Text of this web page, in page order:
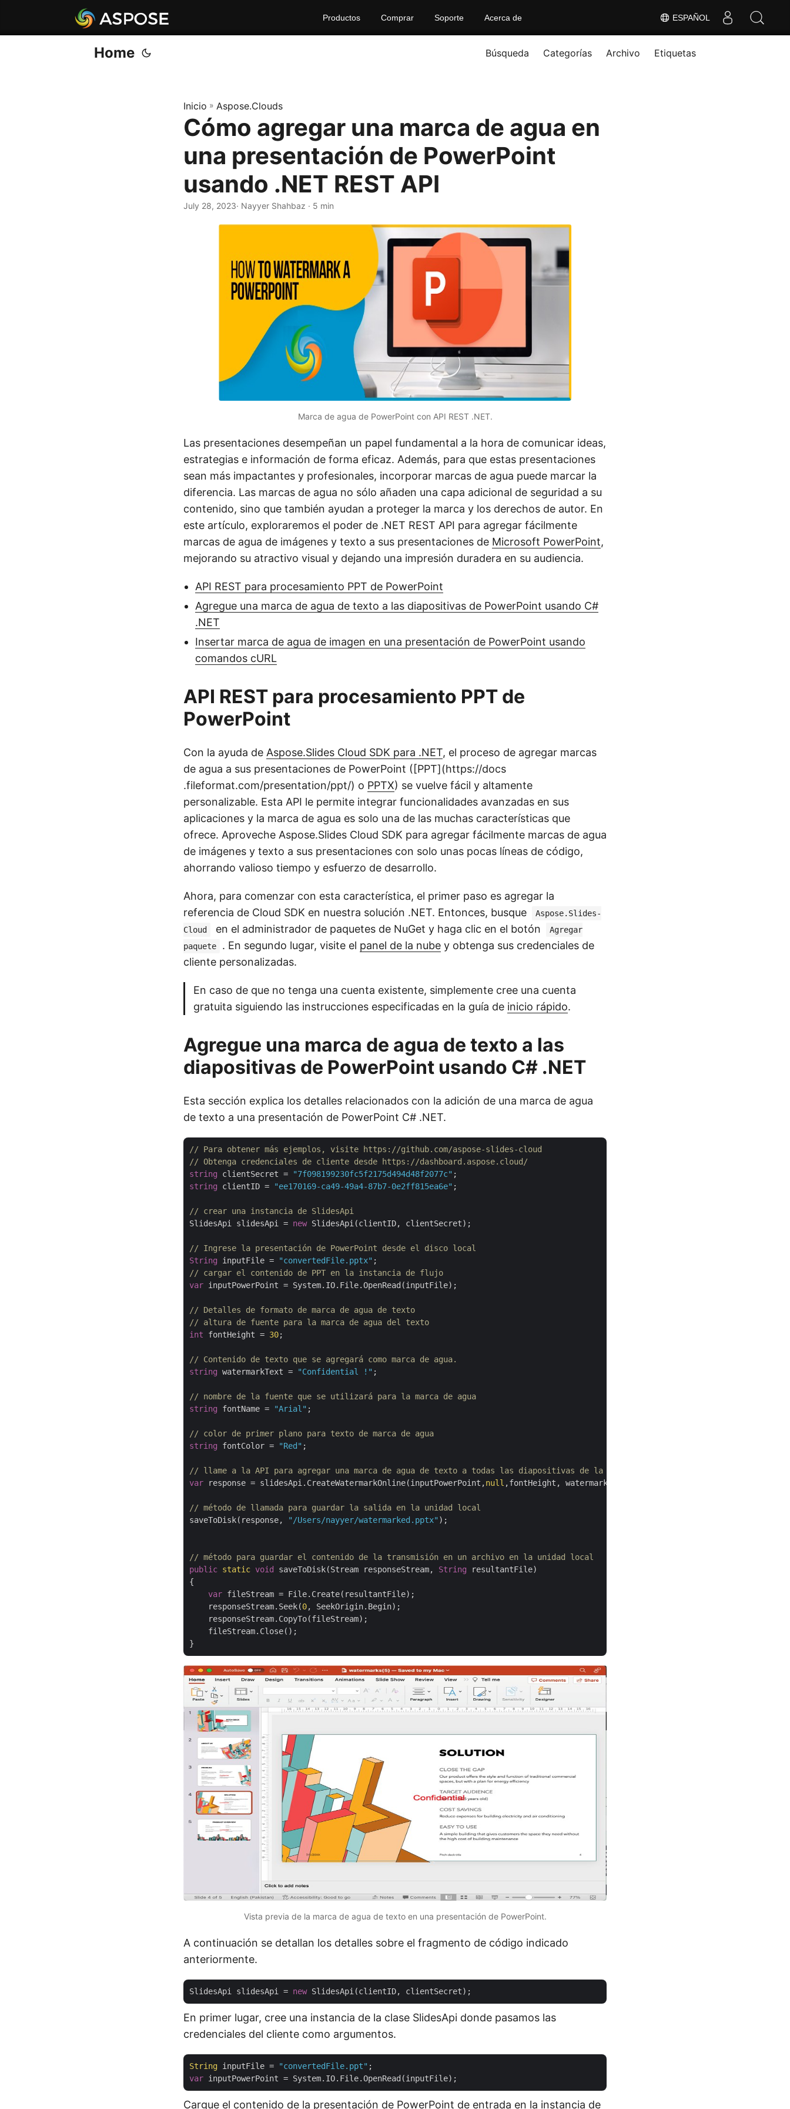
ESPAÑOL
Productos Comprar Soporte Acerca de
Home Búsqueda Categorías Archivo Etiquetas
Inicio » Aspose.Clouds
Cómo agregar una marca de agua en
una presentación de PowerPoint
usando .NET REST API
July 28, 2023· Nayyer Shahbaz · 5 min
Marca de agua de PowerPoint con API REST .NET.
Las presentaciones desempeñan un papel fundamental a la hora de comunicar ideas,
estrategias e información de forma eficaz. Además, para que estas presentaciones
sean más impactantes y profesionales, incorporar marcas de agua puede marcar la
diferencia. Las marcas de agua no sólo añaden una capa adicional de seguridad a su
contenido, sino que también ayudan a proteger la marca y los derechos de autor. En
este artículo, exploraremos el poder de .NET REST API para agregar fácilmente
marcas de agua de imágenes y texto a sus presentaciones de Microsoft PowerPoint,
mejorando su atractivo visual y dejando una impresión duradera en su audiencia.
API REST para procesamiento PPT de PowerPoint
Agregue una marca de agua de texto a las diapositivas de PowerPoint usando C#
.NET
Insertar marca de agua de imagen en una presentación de PowerPoint usando
comandos cURL
API REST para procesamiento PPT de
PowerPoint
Con la ayuda de Aspose.Slides Cloud SDK para .NET, el proceso de agregar marcas
de agua a sus presentaciones de PowerPoint ([PPT](https://docs
.fileformat.com/presentation/ppt/) o PPTX) se vuelve fácil y altamente
personalizable. Esta API le permite integrar funcionalidades avanzadas en sus
aplicaciones y la marca de agua es solo una de las muchas características que
ofrece. Aproveche Aspose.Slides Cloud SDK para agregar fácilmente marcas de agua
de imágenes y texto a sus presentaciones con solo unas pocas líneas de código,
ahorrando valioso tiempo y esfuerzo de desarrollo.
Ahora, para comenzar con esta característica, el primer paso es agregar la
referencia de Cloud SDK en nuestra solución .NET. Entonces, busque
Aspose.Slides-
Cloud
en el administrador de paquetes de NuGet y haga clic en el botón
Agregar
paquete
. En segundo lugar, visite el panel de la nube y obtenga sus credenciales de
cliente personalizadas.
En caso de que no tenga una cuenta existente, simplemente cree una cuenta
gratuita siguiendo las instrucciones especificadas en la guía de inicio rápido.
Agregue una marca de agua de texto a las
diapositivas de PowerPoint usando C# .NET
Esta sección explica los detalles relacionados con la adición de una marca de agua
de texto a una presentación de PowerPoint C# .NET.
// Para obtener más ejemplos, visite https://github.com/aspose-slides-cloud
// Obtenga credenciales de cliente desde https://dashboard.aspose.cloud/
string clientSecret = "7f098199230fc5f2175d494d48f2077c"
string clientID = "ee170169-ca49-49a4-87b7-0e2ff815ea6e" ;
// crear una instancia de SlidesApi
SlidesApi slidesApi = new SlidesApi(clientID, clientSecret);
// Ingrese la presentación de PowerPoint desde el disco local
String inputFile = "convertedFile.pptx"
// cargar el contenido de PPT en la instancia de flujo
var inputPowerPoint = System.IO.File.OpenRead(inputFile);
// Detalles de formato de marca de agua de texto
// altura de fuente para la marca de agua del texto
int fontHeight = 30;
// Contenido de texto que se agregará como marca de agua.
string watermarkText = "Confidential !" ;
// nombre de la fuente que se utilizará para la marca de agua
string fontName = "Arial" ;
// color de primer plano para texto de marca de agua
string fontColor = "Red" ;
// llame a la API para agregar una marca de agua de texto a todas las diapositivas de la presentación de PowerPoint
var response = slidesApi.CreateWatermarkOnline(inputPowerPoint,null ,fontHeight, watermarkText, fontName, fontColor);
// método de llamada para guardar la salida en la unidad local
saveToDisk(response,
"/Users/nayyer/watermarked.pptx" );
// método para guardar el contenido de la transmisión en un archivo en la unidad local
public static void saveToDisk(Stream responseStream, String resultantFile)
{
var fileStream = File.Create(resultantFile);
    responseStream.Seek(
0, SeekOrigin.Begin);
    responseStream.CopyTo(fileStream);
    fileStream.Close();
Vista previa de la marca de agua de texto en una presentación de PowerPoint.
A continuación se detallan los detalles sobre el fragmento de código indicado
anteriormente.
SlidesApi slidesApi = new
En primer lugar, cree una instancia de la clase SlidesApi donde pasamos las
credenciales del cliente como argumentos.
String inputFile = "convertedFile.ppt"
var
Cargue el contenido de la presentación de PowerPoint de entrada en la instancia de